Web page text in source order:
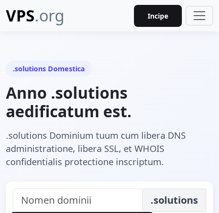
VPS.org Incipe
.solutions Domestica
Anno .solutions
aedificatum est.
.solutions Dominium tuum cum libera DNS
administratione, libera SSL, et WHOIS
confidentialis protectione inscriptum.
.solutions